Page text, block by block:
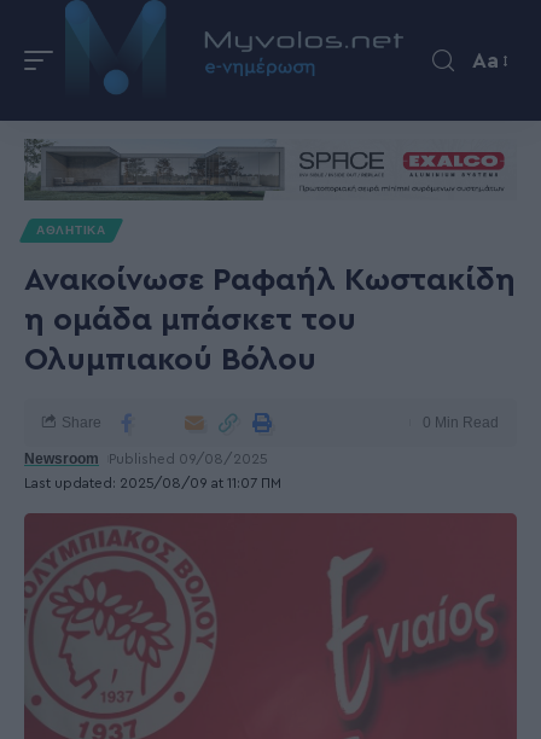
Aa
ΑΘΛΗΤΙΚΑ
Ανακοίνωσε Ραφαήλ Κωστακίδη
η ομάδα μπάσκετ του
Ολυμπιακού Βόλου
Last updated: 2025/08/09 at 11:07 ΠΜ
Newsroom Published 09/08/2025
Share 0 Min Read